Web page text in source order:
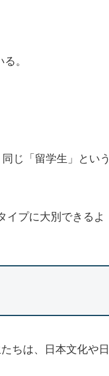
。
じ「留学生」という
イプに大別できるよ
ちは、日本文化や日